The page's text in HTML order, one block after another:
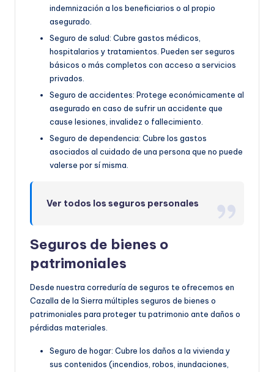
indemnización a los beneficiarios o al propio
asegurado.
Seguro de salud: Cubre gastos médicos,
hospitalarios y tratamientos. Pueden ser seguros
básicos o más completos con acceso a servicios
privados.
Seguro de accidentes: Protege económicamente al
asegurado en caso de sufrir un accidente que
cause lesiones, invalidez o fallecimiento.
Seguro de dependencia: Cubre los gastos
asociados al cuidado de una persona que no puede
valerse por sí misma.
Ver todos los seguros personales
Seguros de bienes o
patrimoniales
Desde nuestra correduría de seguros te ofrecemos en
Cazalla de la Sierra múltiples seguros de bienes o
patrimoniales para proteger tu patrimonio ante daños o
pérdidas materiales.
Seguro de hogar: Cubre los daños a la vivienda y
sus contenidos (incendios, robos, inundaciones,